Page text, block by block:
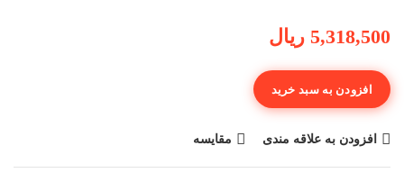
5,318,500 ریال
افزودن به سبد خرید
افزودن به علاقه مندی مقایسه